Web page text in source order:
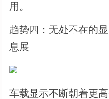
用。
趋势四：无处不在的
息展
车载显示不断朝着更